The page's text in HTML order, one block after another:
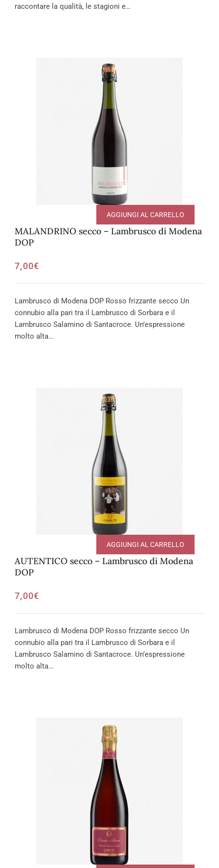
raccontare la qualità, le stagioni e…
MALANDRINO secco – Lambrusco di Modena
DOP
7,00€
AGGIUNGI AL CARRELLO
Lambrusco di Modena DOP Rosso frizzante secco Un
connubio alla pari tra il Lambrusco di Sorbara e il
Lambrusco Salamino di Santacroce. Un’espressione
molto alta…
AUTENTICO secco – Lambrusco di Modena
DOP
7,00€
AGGIUNGI AL CARRELLO
Lambrusco di Modena DOP Rosso frizzante secco Un
connubio alla pari tra il Lambrusco di Sorbara e il
Lambrusco Salamino di Santacroce. Un’espressione
molto alta…